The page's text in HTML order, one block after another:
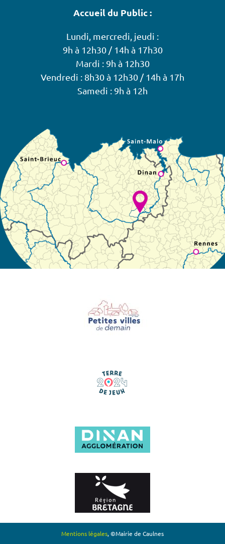
Accueil du Public :
Lundi, mercredi, jeudi :
9h à 12h30 / 14h à 17h30
Mardi : 9h à 12h30
Vendredi : 8h30 à 12h30 / 14h à 17h
Samedi : 9h à 12h
Mentions légales, ©Mairie de Caulnes